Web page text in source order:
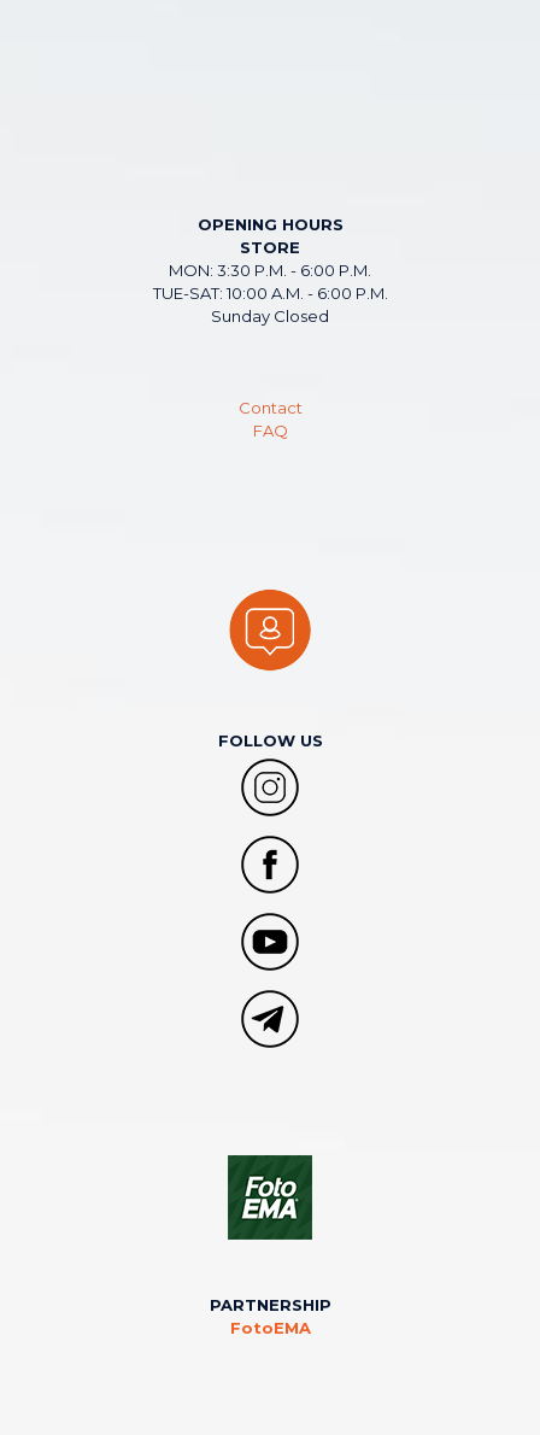
OPENING HOURS
STORE
MON: 3:30 P.M. - 6:00 P.M.
TUE-SAT: 10:00 A.M. - 6:00 P.M.
Sunday Closed
Contact
FAQ
FOLLOW US
PARTNERSHIP
FotoEMA